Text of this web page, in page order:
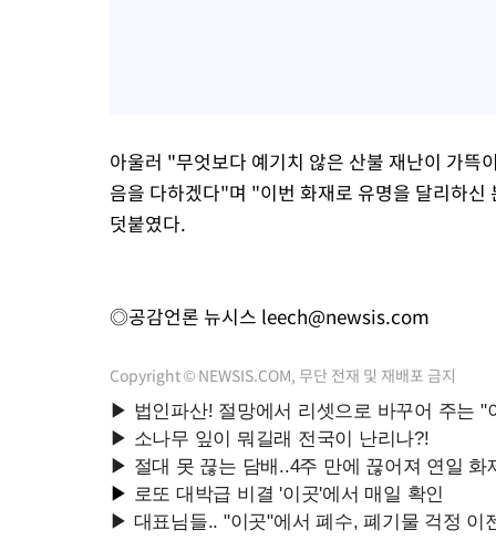
아울러 "무엇보다 예기치 않은 산불 재난이 가뜩
음을 다하겠다"며 "이번 화재로 유명을 달리하
덧붙였다.
◎공감언론 뉴시스 leech@newsis.com
Copyright © NEWSIS.COM, 무단 전재 및 재배포 금지